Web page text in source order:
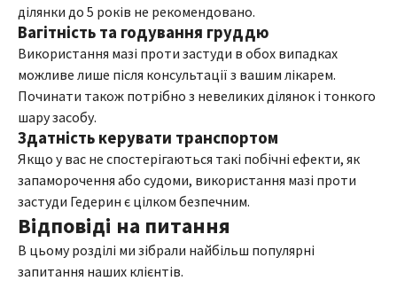
ділянки до 5 років не рекомендовано.
Вагітність та годування груддю
Використання мазі проти застуди в обох випадках
можливе лише після консультації з вашим лікарем.
Починати також потрібно з невеликих ділянок і тонкого
шару засобу.
Здатність керувати транспортом
Якщо у вас не спостерігаються такі побічні ефекти, як
запаморочення або судоми, використання мазі проти
застуди Гедерин є цілком безпечним.
Відповіді на питання
В цьому розділі ми зібрали найбільш популярні
запитання наших клієнтів.